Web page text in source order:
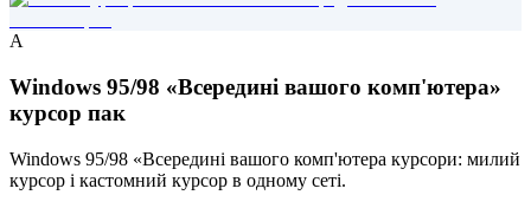
A
Windows 95/98 «Всередині вашого комп'ютера»
курсор пак
Windows 95/98 «Всередині вашого комп'ютера курсори: милий
курсор і кастомний курсор в одному сеті.